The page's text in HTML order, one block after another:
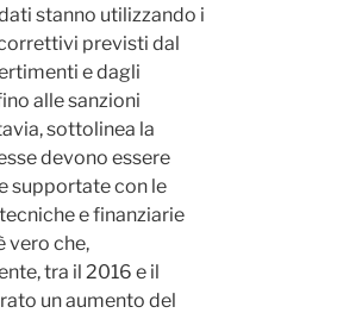
stanno utilizzando i
previsti dal
e dagli
alle sanzioni
sottolinea la
devono essere
supportate con le
e finanziarie
vero che,
tra il 2016 e il
un aumento del